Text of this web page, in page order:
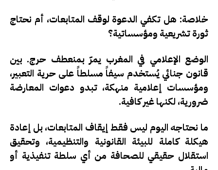
خلاصة: هل تكفي الدعوة لوقف المتابعات، أم نحتاج
ثورة تشريعية ومؤسساتية؟
الوضع الإعلامي في المغرب يمرّ بمنعطف حرج. بين
قانون جنائي يُستخدم سيفاً مسلطاً على حرية التعبير،
ومؤسسات إعلامية منهكة، تبدو دعوات المعارضة
ضرورية، لكنها غير كافية.
ما نحتاجه اليوم ليس فقط إيقاف المتابعات، بل إعادة
هيكلة كاملة للبيئة القانونية والتنظيمية، وتحقيق
استقلال حقيقي للصحافة من أي سلطة تنفيذية أو